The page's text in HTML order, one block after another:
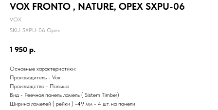
VOX FRONTO , NATURE, ОРЕХ SXPU-06
VOX
SKU: SXPU-06 Орех
1 950 р.
Основные характеристики:
Производитель - Vox
Производство - Польша
Вид - Реечная панель ламель ( Sistem Timber)
Ширина ламелей ( рейки ) -49 мм - 4 шт. на панели